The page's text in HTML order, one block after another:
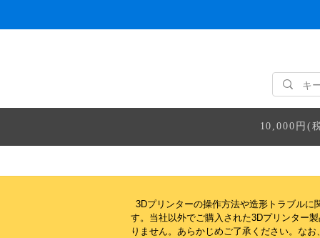
10,000円(
3Dプリンターの操作方法や造形トラブル
す。当社以外でご購入された3Dプリンター
りません。 あらかじめご了承ください。な